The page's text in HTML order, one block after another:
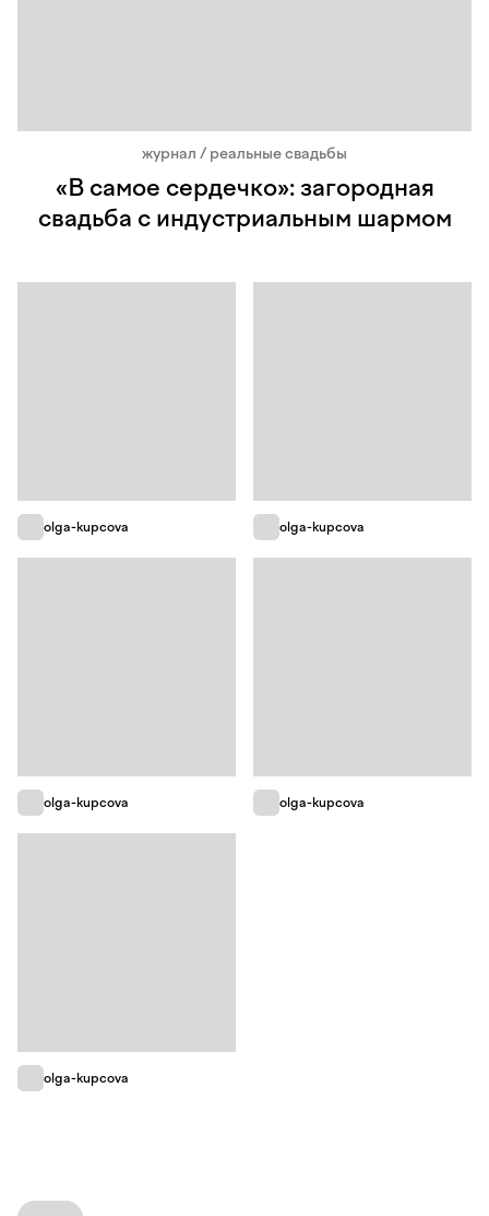
журнал / реальные свадьбы
«В самое сердечко»: загородная
свадьба с индустриальным шармом
olga-kupcova
olga-kupcova
olga-kupcova
olga-kupcova
olga-kupcova